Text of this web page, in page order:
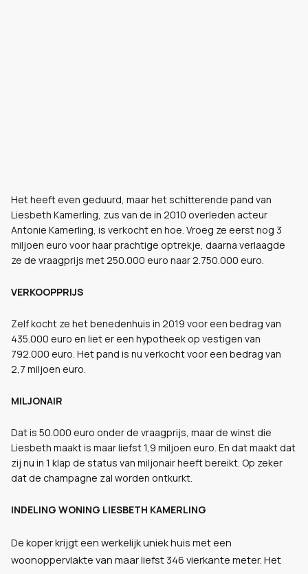
Het heeft even geduurd, maar het schitterende pand van
Liesbeth Kamerling, zus van de in 2010 overleden acteur
Antonie Kamerling, is verkocht en hoe. Vroeg ze eerst nog 3
miljoen euro voor haar prachtige optrekje, daarna verlaagde
ze de vraagprijs met 250.000 euro naar 2.750.000 euro.
VERKOOPPRIJS
Zelf kocht ze het benedenhuis in 2019 voor een bedrag van
435.000 euro en liet er een hypotheek op vestigen van
792.000 euro. Het pand is nu verkocht voor een bedrag van
2,7 miljoen euro.
MILJONAIR
Dat is 50.000 euro onder de vraagprijs, maar de winst die
Liesbeth maakt is maar liefst 1,9 miljoen euro. En dat maakt dat
zij nu in 1 klap de status van miljonair heeft bereikt. Op zeker
dat de champagne zal worden ontkurkt.
INDELING WONING LIESBETH KAMERLING
De koper krijgt een werkelijk uniek huis met een
woonoppervlakte van maar liefst 346 vierkante meter. Het